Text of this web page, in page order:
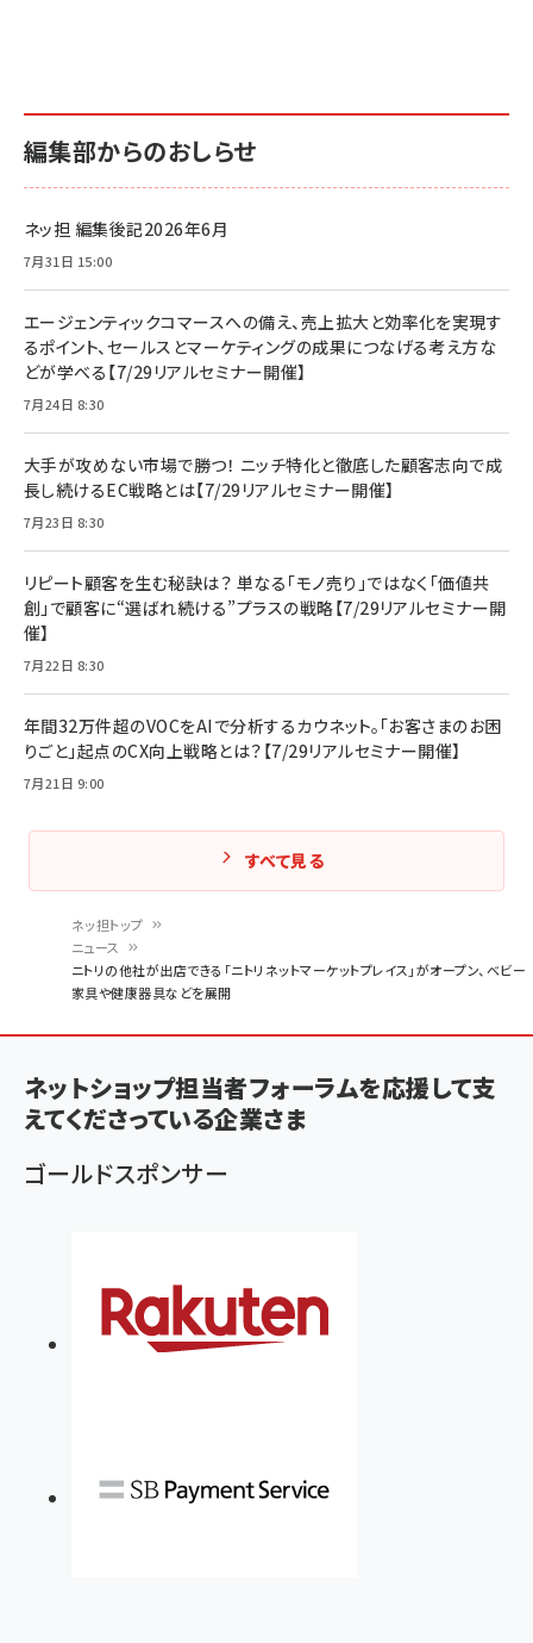
く
ず
ネッ担トップ
ニュース
ニトリの他社が出店できる「ニトリネットマーケットプレイス」がオープン、ベビー
家具や健康器具などを展開
編集部からのおしらせ
ネッ担 編集後記2026年6月
7月31日 15:00
エージェンティックコマースへの備え、売上拡大と効率化を実現す
るポイント、セールスとマーケティングの成果につなげる考え方な
どが学べる【7/29リアルセミナー開催】
7月24日 8:30
大手が攻めない市場で勝つ！ ニッチ特化と徹底した顧客志向で成
長し続けるEC戦略とは【7/29リアルセミナー開催】
7月23日 8:30
リピート顧客を生む秘訣は？ 単なる「モノ売り」ではなく「価値共
創」で顧客に“選ばれ続ける”プラスの戦略【7/29リアルセミナー開
催】
7月22日 8:30
年間32万件超のVOCをAIで分析するカウネット。「お客さまのお困
りごと」起点のCX向上戦略とは？【7/29リアルセミナー開催】
7月21日 9:00
すべて見る
ネットショップ担当者フォーラムを応援して支
えてくださっている企業さま
ゴールドスポンサー